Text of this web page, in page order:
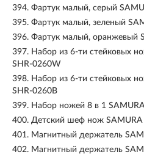
394. Фартук малый, серый
395. Фартук малый, зеленый
396. Фартук малый, оранжевый
397. Набор из 6-ти стейковых
SHR-0260W
398. Набор из 6-ти стейковых
SHR-0260B
399. Набор ножей 8 в 1
400. Детский шеф нож SAMURA
401. Магнитный держатель
402. Магнитный держатель